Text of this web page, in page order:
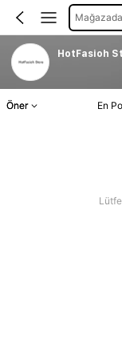
HotFasioh
Öner En